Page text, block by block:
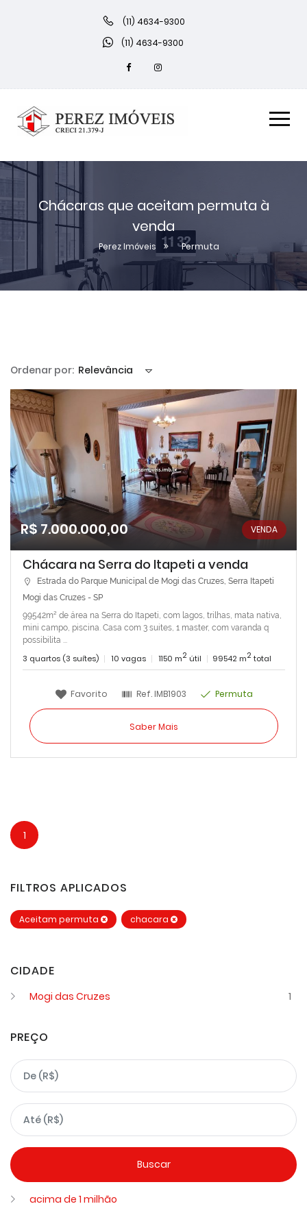
(11) 4634-9300
(11) 4634-9300
Chácaras que aceitam permuta à
venda
Perez Imóveis Permuta
Ordenar por: Relevância
R$ 7.000.000,00 VENDA
Chácara na Serra do Itapeti a venda
Estrada do Parque Municipal de Mogi das Cruzes, Serra Itapeti
Mogi das Cruzes - SP
99542m² de área na Serra do Itapeti, com lagos, trilhas, mata nativa,
mini campo, piscina. Casa com 3 suites, 1 master, com varanda q
possibilita ...
3 quartos (3 suítes) 10 vagas 1150 m2 útil 99542 m2 total
Favorito Ref. IMB1903 Permuta
Saber Mais
1
FILTROS APLICADOS
Aceitam permuta chacara
CIDADE
Mogi das Cruzes 1
PREÇO
acima de 1 milhão